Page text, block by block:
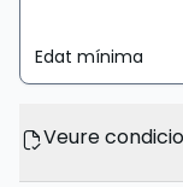
Edat mínima
Veure